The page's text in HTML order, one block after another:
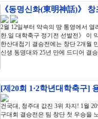
《동명신화(東明神話)》
2월 12일부터 약속의 땅 통영에서
한.일 대학축구 정기전 선발전》 이
한산대첩기 결승전에는 창단 2개월
신생 동명대와 25년 만에 드디어 결
[제20회 1·2학년대학축구]
건국대, 청주대 값진 3위 차지! 1월
구대회 결승전은 팀 창단 첫 우승을